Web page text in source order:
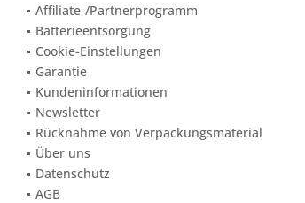
Affiliate-/Partnerprogramm
Batterieentsorgung
Cookie-Einstellungen
Garantie
Kundeninformationen
Newsletter
Rücknahme von Verpackungsmaterial
Über uns
Datenschutz
AGB